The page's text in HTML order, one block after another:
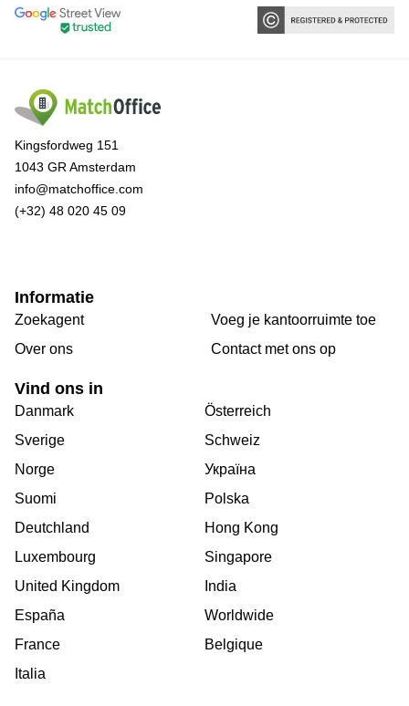
Kingsfordweg 151
1043 GR Amsterdam
info@matchoffice.com
(+32) 48 020 45 09
Informatie
Zoekagent
Over ons
Voeg je kantoorruimte toe
Сontact met ons op
Vind ons in
Danmark
Sverige
Norge
Suomi
Deutchland
Luxembourg
United Kingdom
España
France
Italia
Österreich
Schweiz
Україна
Polska
Hong Kong
Singapore
India
Worldwide
Belgique